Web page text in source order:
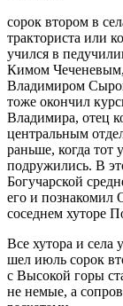
сорок втором в
тракториста или
учился в
Кимом
Владимиром
тоже окончил
Владимира, отец
центральным
раньше, когда тот
подружились. В
Богучарской
его и познакомил
соседнем хуторе
Все хутора и села
шел июль сорок
с Высокой горы
не немые, а